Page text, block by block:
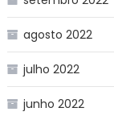
agosto 2022
julho 2022
junho 2022